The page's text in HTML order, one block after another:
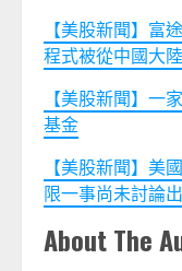
【美股新聞】富
程式被從中國大
【美股新聞】一
基金
【美股新聞】美
限一事尚未討論
About The